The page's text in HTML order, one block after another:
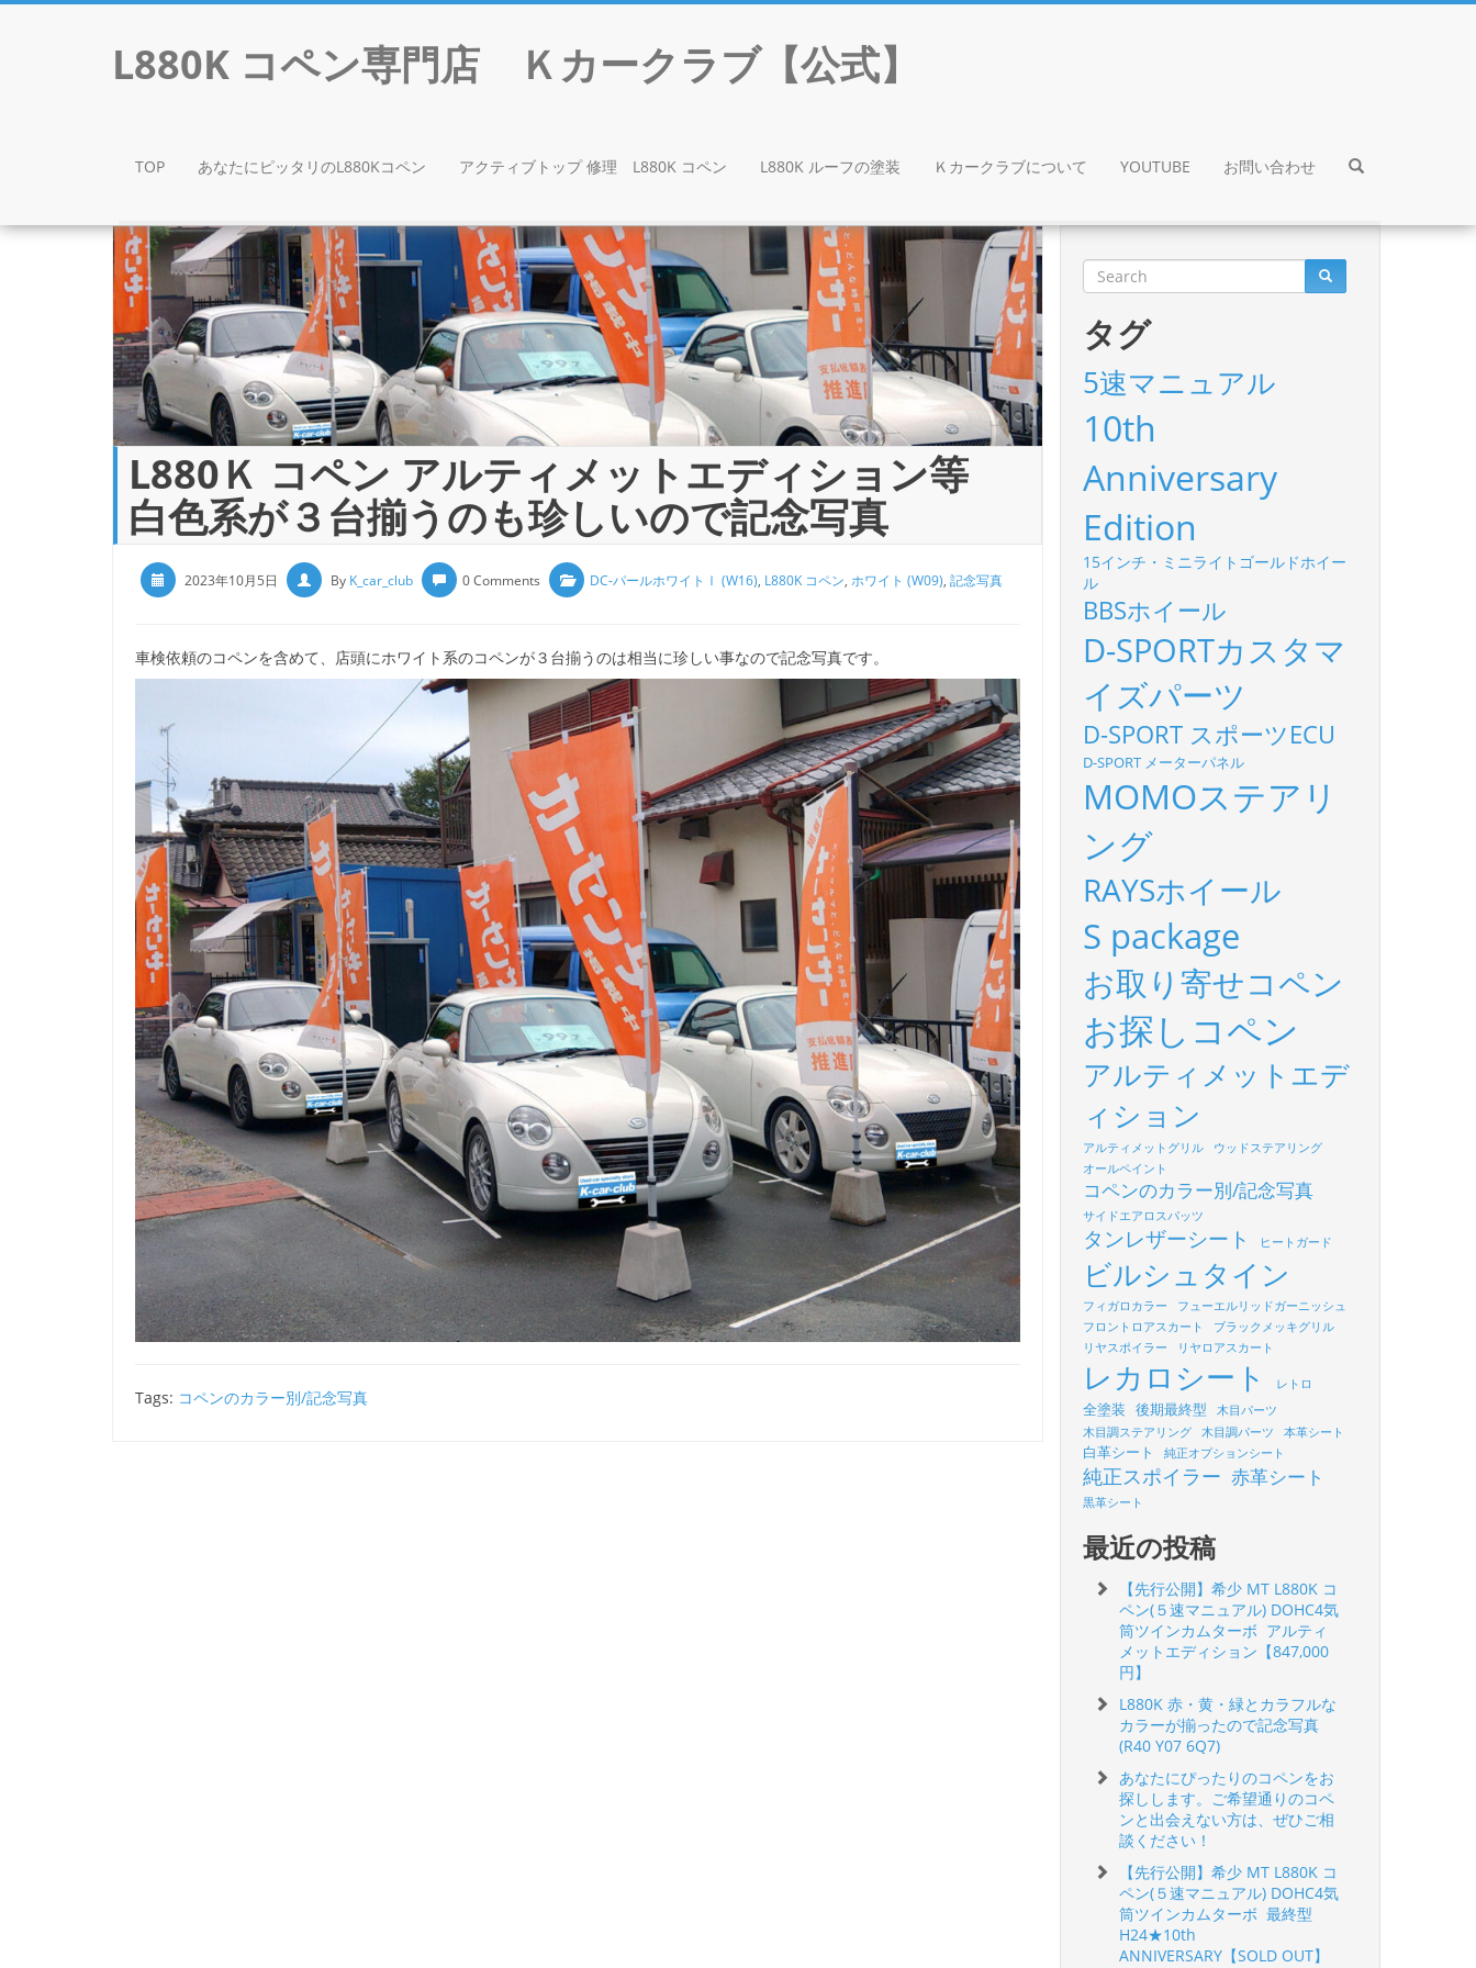
L880K コペン専門店 Ｋカークラブ【公式】
TOP あなたにピッタリのL880Kコペン アクティブトップ 修理 L880K コペン L880K ルーフの塗装 Ｋカークラブについて YOUTUBE お問い合わせ
Skip to content
L880Ｋ コペン アルティメットエディション等
白色系が３台揃うのも珍しいので記念写真
2023年10月5日 By K_car_club 0 Comments DC-パールホワイトⅠ (W16), L880K コペン, ホワイト (W09), 記念写真
車検依頼のコペンを含めて、店頭にホワイト系のコペンが３台揃うのは相当に珍しい事なので記念写真です。
Tags: コペンのカラー別/記念写真
タグ
5速マニュアル
10th
Anniversary
Edition
15インチ・ミニライトゴールドホイー
ル
BBSホイール
D-SPORTカスタマ
イズパーツ
D-SPORT スポーツECU
D-SPORT メーターパネル
MOMOステアリ
ング
RAYSホイール
S package
お取り寄せコペン
お探しコペン
アルティメットエデ
ィション
アルティメットグリル
ウッドステアリング
オールペイント
コペンのカラー別/記念写真
サイドエアロスパッツ
タンレザーシート ヒートガード
ビルシュタイン
フィガロカラー
フューエルリッドガーニッシュ
フロントロアスカート
ブラックメッキグリル
リヤスポイラー
リヤロアスカート
レカロシート レトロ
全塗装 後期最終型
木目パーツ
木目調ステアリング
木目調パーツ 本革シート
白革シート 純正オプションシート
純正スポイラー 赤革シート
黒革シート
最近の投稿
【先行公開】希少 MT L880K コ
ペン(５速マニュアル) DOHC4気
筒ツインカムターボ アルティ
メットエディション【847,000
円】
L880K 赤・黄・緑とカラフルな
カラーが揃ったので記念写真
(R40 Y07 6Q7)
あなたにぴったりのコペンをお
探しします。ご希望通りのコペ
ンと出会えない方は、ぜひご相
談ください！
【先行公開】希少 MT L880K コ
ペン(５速マニュアル) DOHC4気
筒ツインカムターボ 最終型
H24★10th
ANNIVERSARY【SOLD OUT】